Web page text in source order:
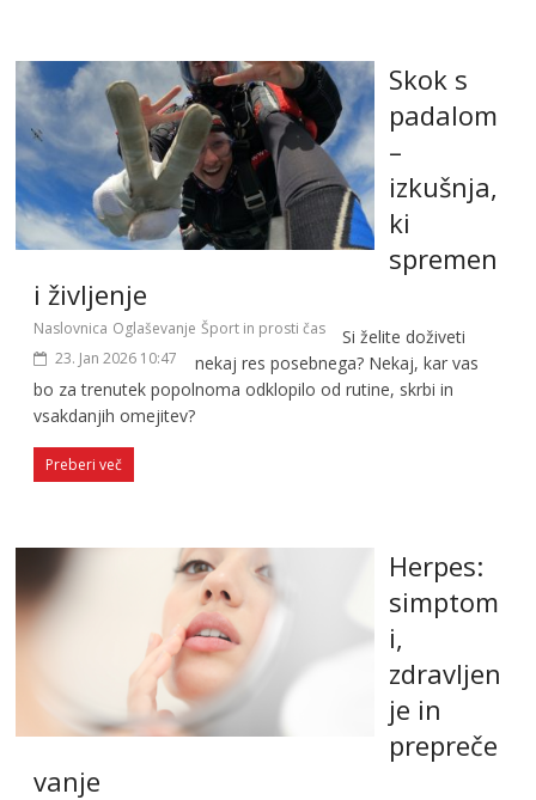
Skok s
padalom
–
izkušnja,
ki
spremen
i življenje
Naslovnica Oglaševanje Šport in prosti čas
23. Jan 2026 10:47
Si želite doživeti
nekaj res posebnega? Nekaj, kar vas
bo za trenutek popolnoma odklopilo od rutine, skrbi in
vsakdanjih omejitev?
Preberi več
Herpes:
simptom
i,
zdravljen
je in
prepreče
vanje